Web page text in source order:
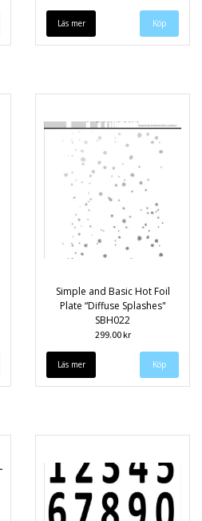
Läs mer
Simple and Basic Hot Foil
Plate “Diffuse Splashes"
SBH022
299.00 kr
Läs mer